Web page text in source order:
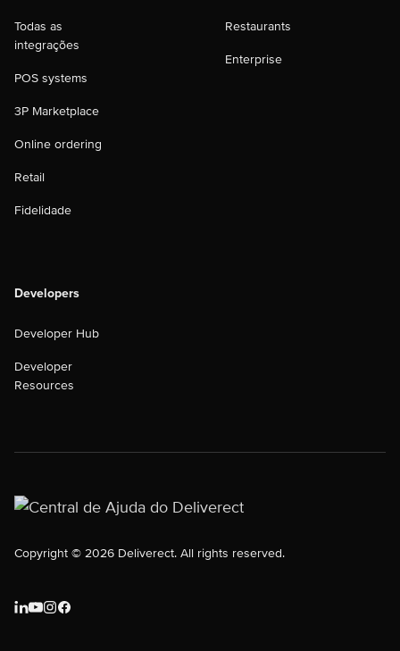
Todas as
integrações
POS systems
3P Marketplace
Online ordering
Retail
Fidelidade
Restaurants
Enterprise
Developers
Developer Hub
Developer
Resources
Copyright © 2026 Deliverect. All rights reserved.